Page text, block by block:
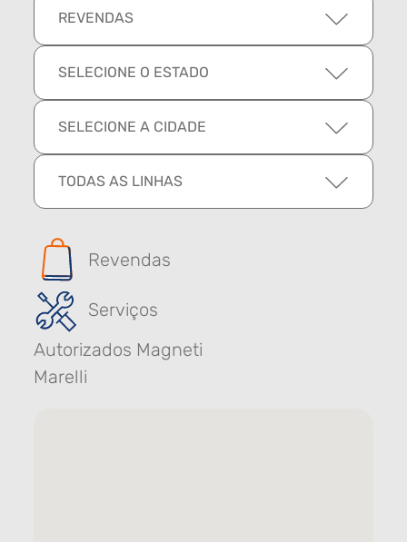
REVENDAS
SELECIONE O ESTADO
SELECIONE A CIDADE
TODAS AS LINHAS
Revendas
Serviços
Autorizados Magneti
Marelli